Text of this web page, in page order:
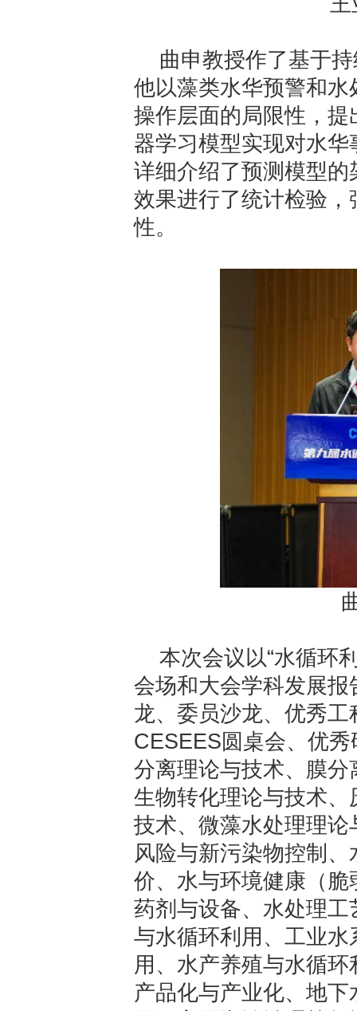
曲申教授作了基于
他以藻类水华预警和
操作层面的局限性，
器学习模型实现对水
详细介绍了预测模型
效果进行了统计检验
性。
本次会议以“水循环
会场和大会学科发展
龙、委员沙龙、优秀
CESEES圆桌会、优
分离理论与技术、膜
生物转化理论与技术
技术、微藻水处理理
风险与新污染物控制
价、水与环境健康（
药剂与设备、水处理
与水循环利用、工业
用、水产养殖与水循
产品化与产业化、地